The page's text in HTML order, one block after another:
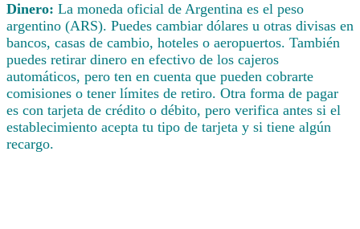
Dinero: La moneda oficial de Argentina es el peso
argentino (ARS). Puedes cambiar dólares u otras divisas en
bancos, casas de cambio, hoteles o aeropuertos. También
puedes retirar dinero en efectivo de los cajeros
automáticos, pero ten en cuenta que pueden cobrarte
comisiones o tener límites de retiro. Otra forma de pagar
es con tarjeta de crédito o débito, pero verifica antes si el
establecimiento acepta tu tipo de tarjeta y si tiene algún
recargo.